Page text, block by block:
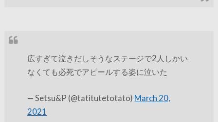
広すぎて泣きだしそうなステージで2人しかい
なくても必死でアピールする姿に泣いた
— Setsu&P (@tatitutetotato) March 20,
2021